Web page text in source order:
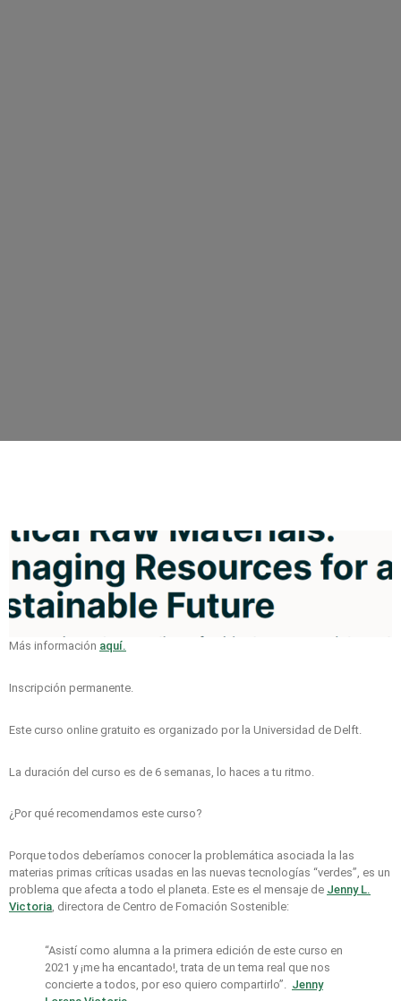
Más información aquí.
Inscripción permanente.
Este curso online gratuito es organizado por la Universidad de Delft.
La duración del curso es de 6 semanas, lo haces a tu ritmo.
¿Por qué recomendamos este curso?
Porque todos deberíamos conocer la problemática asociada la las
materias primas críticas usadas en las nuevas tecnologías “verdes”, es un
problema que afecta a todo el planeta. Este es el mensaje de Jenny L.
Victoria, directora de Centro de Fomación Sostenible:
“Asistí como alumna a la primera edición de este curso en
2021 y ¡me ha encantado!, trata de un tema real que nos
concierte a todos, por eso quiero compartirlo”. Jenny